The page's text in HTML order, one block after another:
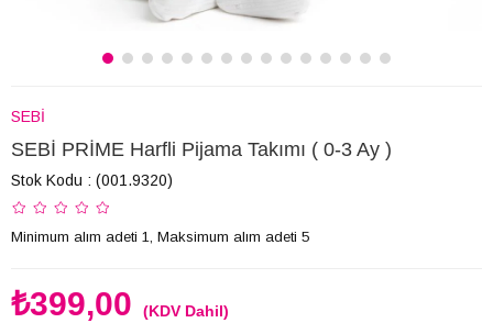
SEBİ
SEBİ PRİME Harfli Pijama Takımı ( 0-3 Ay )
Stok Kodu (001.9320)
Minimum alım adeti 1, Maksimum alım adeti 5
₺399,00
(KDV Dahil)